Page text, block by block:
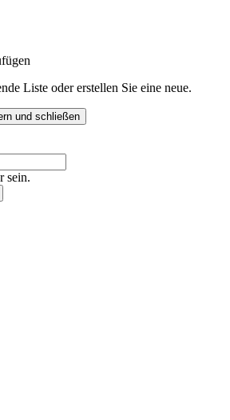
Liste oder erstellen Sie eine neue.
und schließen
sein.